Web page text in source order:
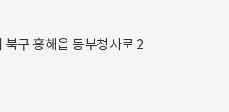
북구 흥해읍 동부청사로 2